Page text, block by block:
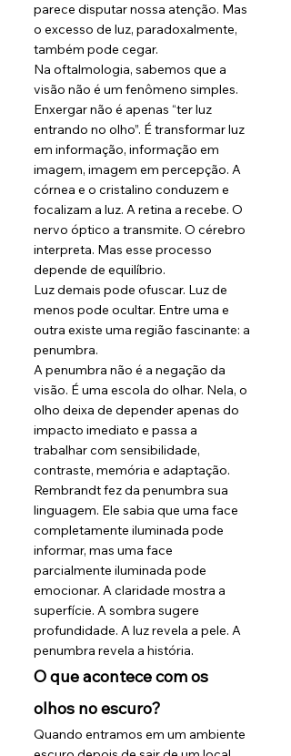
parece disputar nossa atenção. Mas
o excesso de luz, paradoxalmente,
também pode cegar.
Na oftalmologia, sabemos que a
visão não é um fenômeno simples.
Enxergar não é apenas “ter luz
entrando no olho”. É transformar luz
em informação, informação em
imagem, imagem em percepção. A
córnea e o cristalino conduzem e
focalizam a luz. A retina a recebe. O
nervo óptico a transmite. O cérebro
interpreta. Mas esse processo
depende de equilíbrio.
Luz demais pode ofuscar. Luz de
menos pode ocultar. Entre uma e
outra existe uma região fascinante: a
penumbra.
A penumbra não é a negação da
visão. É uma escola do olhar. Nela, o
olho deixa de depender apenas do
impacto imediato e passa a
trabalhar com sensibilidade,
contraste, memória e adaptação.
Rembrandt fez da penumbra sua
linguagem. Ele sabia que uma face
completamente iluminada pode
informar, mas uma face
parcialmente iluminada pode
emocionar. A claridade mostra a
superfície. A sombra sugere
profundidade. A luz revela a pele. A
penumbra revela a história.
O que acontece com os
olhos no escuro?
Quando entramos em um ambiente